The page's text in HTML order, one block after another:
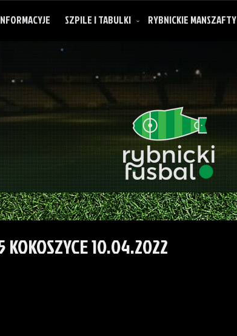
SZPILE I TABULKI RYBNICKIE MANSZAFTY
O rybnickich manszaftach
KOKOSZYCE 10.04.2022